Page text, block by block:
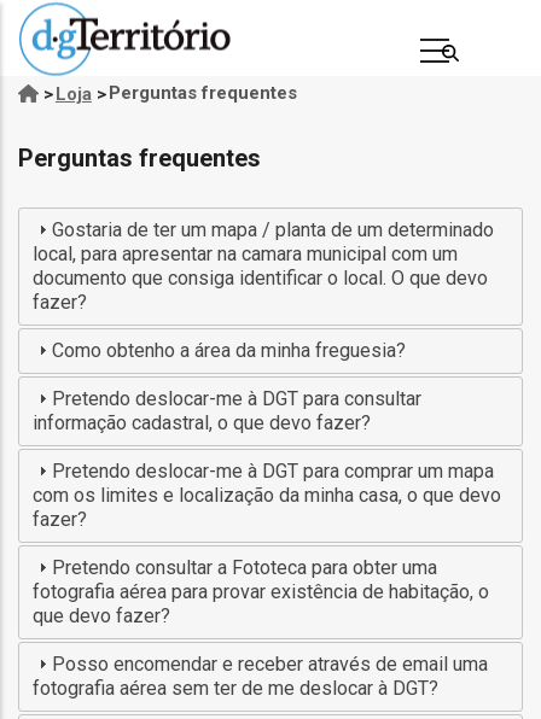
Passar
para
principal
Navegação
estrutural
>Loja>Perguntas frequentes
Perguntas frequentes
Gostaria de ter um mapa / planta de um determinado
local, para apresentar na camara municipal com um
documento que consiga identificar o local. O que devo
fazer?
Como obtenho a área da minha freguesia?
Pretendo deslocar-me à DGT para consultar
informação cadastral, o que devo fazer?
Pretendo deslocar-me à DGT para comprar um mapa
com os limites e localização da minha casa, o que devo
fazer?
Pretendo consultar a Fototeca para obter uma
fotografia aérea para provar existência de habitação, o
que devo fazer?
Posso encomendar e receber através de email uma
fotografia aérea sem ter de me deslocar à DGT?